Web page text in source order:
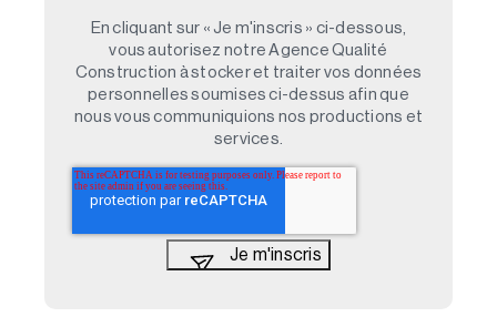
En cliquant sur « Je m'inscris » ci-dessous,
vous autorisez notre Agence Qualité
Construction à stocker et traiter vos données
personnelles soumises ci-dessus afin que
nous vous communiquions nos productions et
services.